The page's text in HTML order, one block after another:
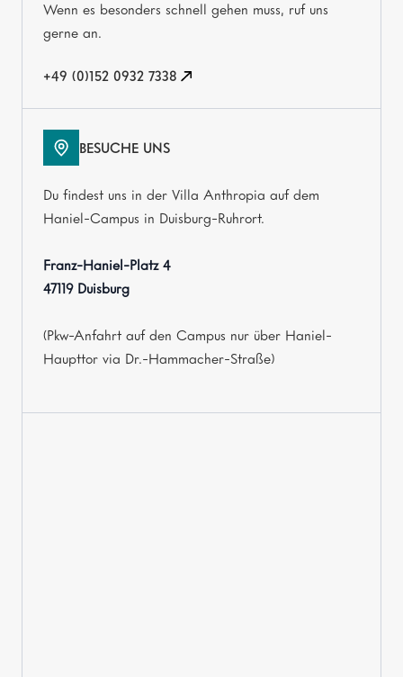
Wenn es besonders schnell gehen muss, ruf uns
gerne an.
+49 (0)152 0932 7338
BESUCHE UNS
Du findest uns in der Villa Anthropia auf dem
Haniel-Campus in Duisburg-Ruhrort.
Franz-Haniel-Platz 4
47119 Duisburg
(Pkw-Anfahrt auf den Campus nur über Haniel-
Haupttor via Dr.-Hammacher-Straße)